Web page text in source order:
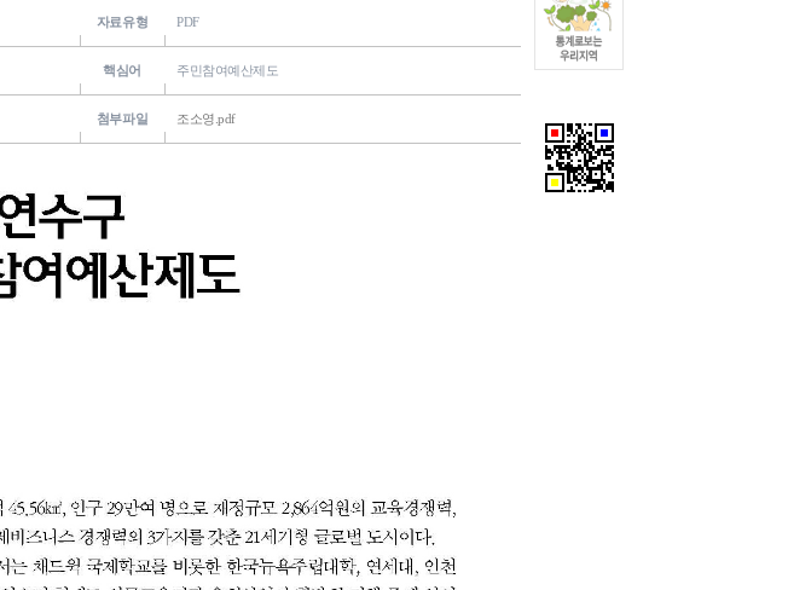
자료유형 PDF
핵심어 주민참여예산제도
첨부파일 조소영.pdf